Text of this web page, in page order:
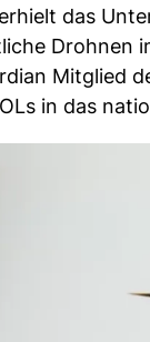
das
Drohnen
Mitglied
in das